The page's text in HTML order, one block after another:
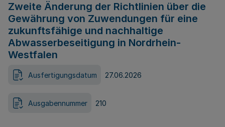
Zweite Änderung der Richtlinien über die
Gewährung von Zuwendungen für eine
zukunftsfähige und nachhaltige
Abwasserbeseitigung in Nordrhein-
Westfalen
Ausfertigungsdatum 27.06.2026
Ausgabennummer 210